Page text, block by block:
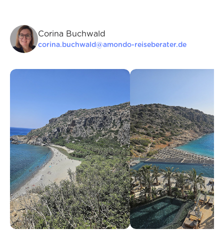
Corina Buchwald
corina.buchwald@amondo-reiseberater.de